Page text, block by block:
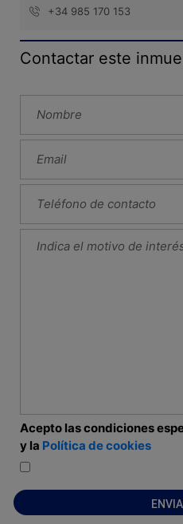
+34 985 170 153
Contactar este
Acepto las condiciones
y la Política de cookies